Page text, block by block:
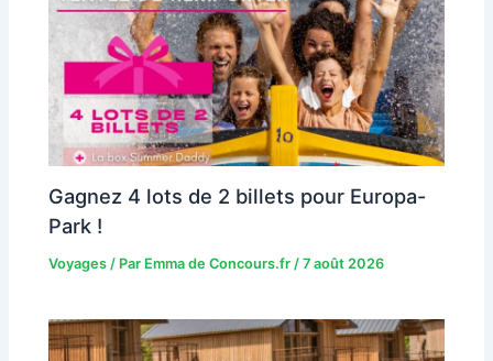
Gagnez 4 lots de 2 billets pour Europa-
Park !
Voyages / Par Emma de Concours.fr/7 août 2026